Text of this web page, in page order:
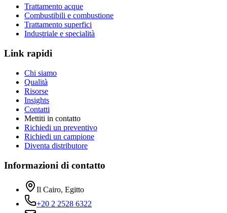
Trattamento acque
Combustibili e combustione
Trattamento superfici
Industriale e specialità
Link rapidi
Chi siamo
Qualità
Risorse
Insights
Contatti
Mettiti in contatto
Richiedi un preventivo
Richiedi un campione
Diventa distributore
Informazioni di contatto
Il Cairo, Egitto
+20 2 2528 6322